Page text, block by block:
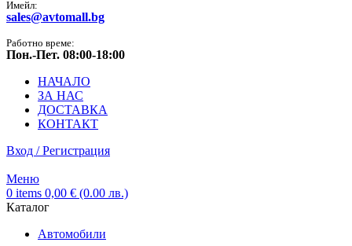
Имейл:
sales@avtomall.bg
Работно време:
Пон.-Пет. 08:00-18:00
НАЧАЛО
ЗА НАС
ДОСТАВКА
КОНТАКТ
Вход / Регистрация
Меню
0 items 0,00 € (0.00 лв.)
Каталог
Автомобили